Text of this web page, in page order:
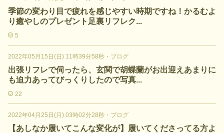
季節の変わり目で疲れを感じやすい時期ですね！かるむよ
り癒やしのプレゼント足裏リフレク...
5
2022年05月15日(日) 11時39分58秒 ・ ブログ
出張リフレで伺ったら、玄関で胡蝶蘭がお出迎えあまりに
も迫力あってびっくりしたので写真...
22
2022年04月25日(月) 03時02分28秒 ・ ブログ
【あしなか履いてこんな変化が】履いてくださってる方よ